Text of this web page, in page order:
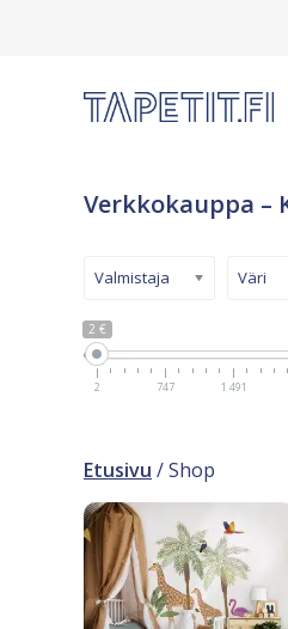
Verkkokauppa
2 €
2 747 1 491
Valmistaja Väri
Etusivu / Shop